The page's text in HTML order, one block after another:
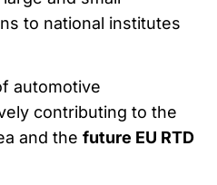
to national institutes
automotive
contributing to the
and the future EU RTD